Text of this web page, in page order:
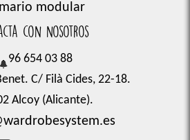
modular
con nosotros
96 654 03 88
C/ Filà Cides, 22-18.
Alcoy (Alicante).